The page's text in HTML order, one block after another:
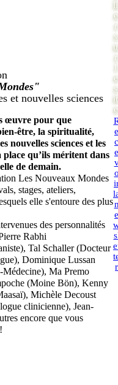
et nouvelles sciences
œuvre pour que
être, la spiritualité,
nouvelles sciences et les
place qu’ils méritent dans
de demain.
Les Nouveaux Mondes
stages, ateliers,
elle s'entoure des plus
des personnalités
Rabhi
Tal Schaller (Docteur
Dominique Lussan
Ma Premo
(Moine Bön), Kenny
Michèle Decoust
clinicienne), Jean-
encore que vous
!
li
e
r
s
u
r
e
s
it
e
e
c
e
e
r